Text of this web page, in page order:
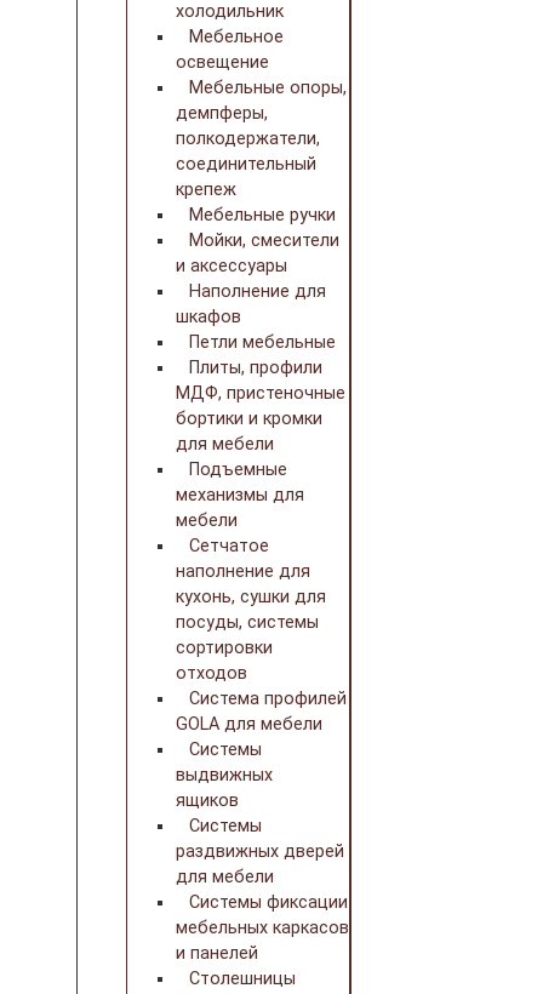
холодильник
Мебельное
освещение
Мебельные опоры,
демпферы,
полкодержатели,
соединительный
крепеж
Мебельные ручки
Мойки, смесители
и аксессуары
Наполнение для
шкафов
Петли мебельные
Плиты, профили
МДФ, пристеночные
бортики и кромки
для мебели
Подъемные
механизмы для
мебели
Сетчатое
наполнение для
кухонь, сушки для
посуды, системы
сортировки
отходов
Система профилей
GOLA для мебели
Системы
выдвижных
ящиков
Системы
раздвижных дверей
для мебели
Системы фиксации
мебельных каркасов
и панелей
Столешницы